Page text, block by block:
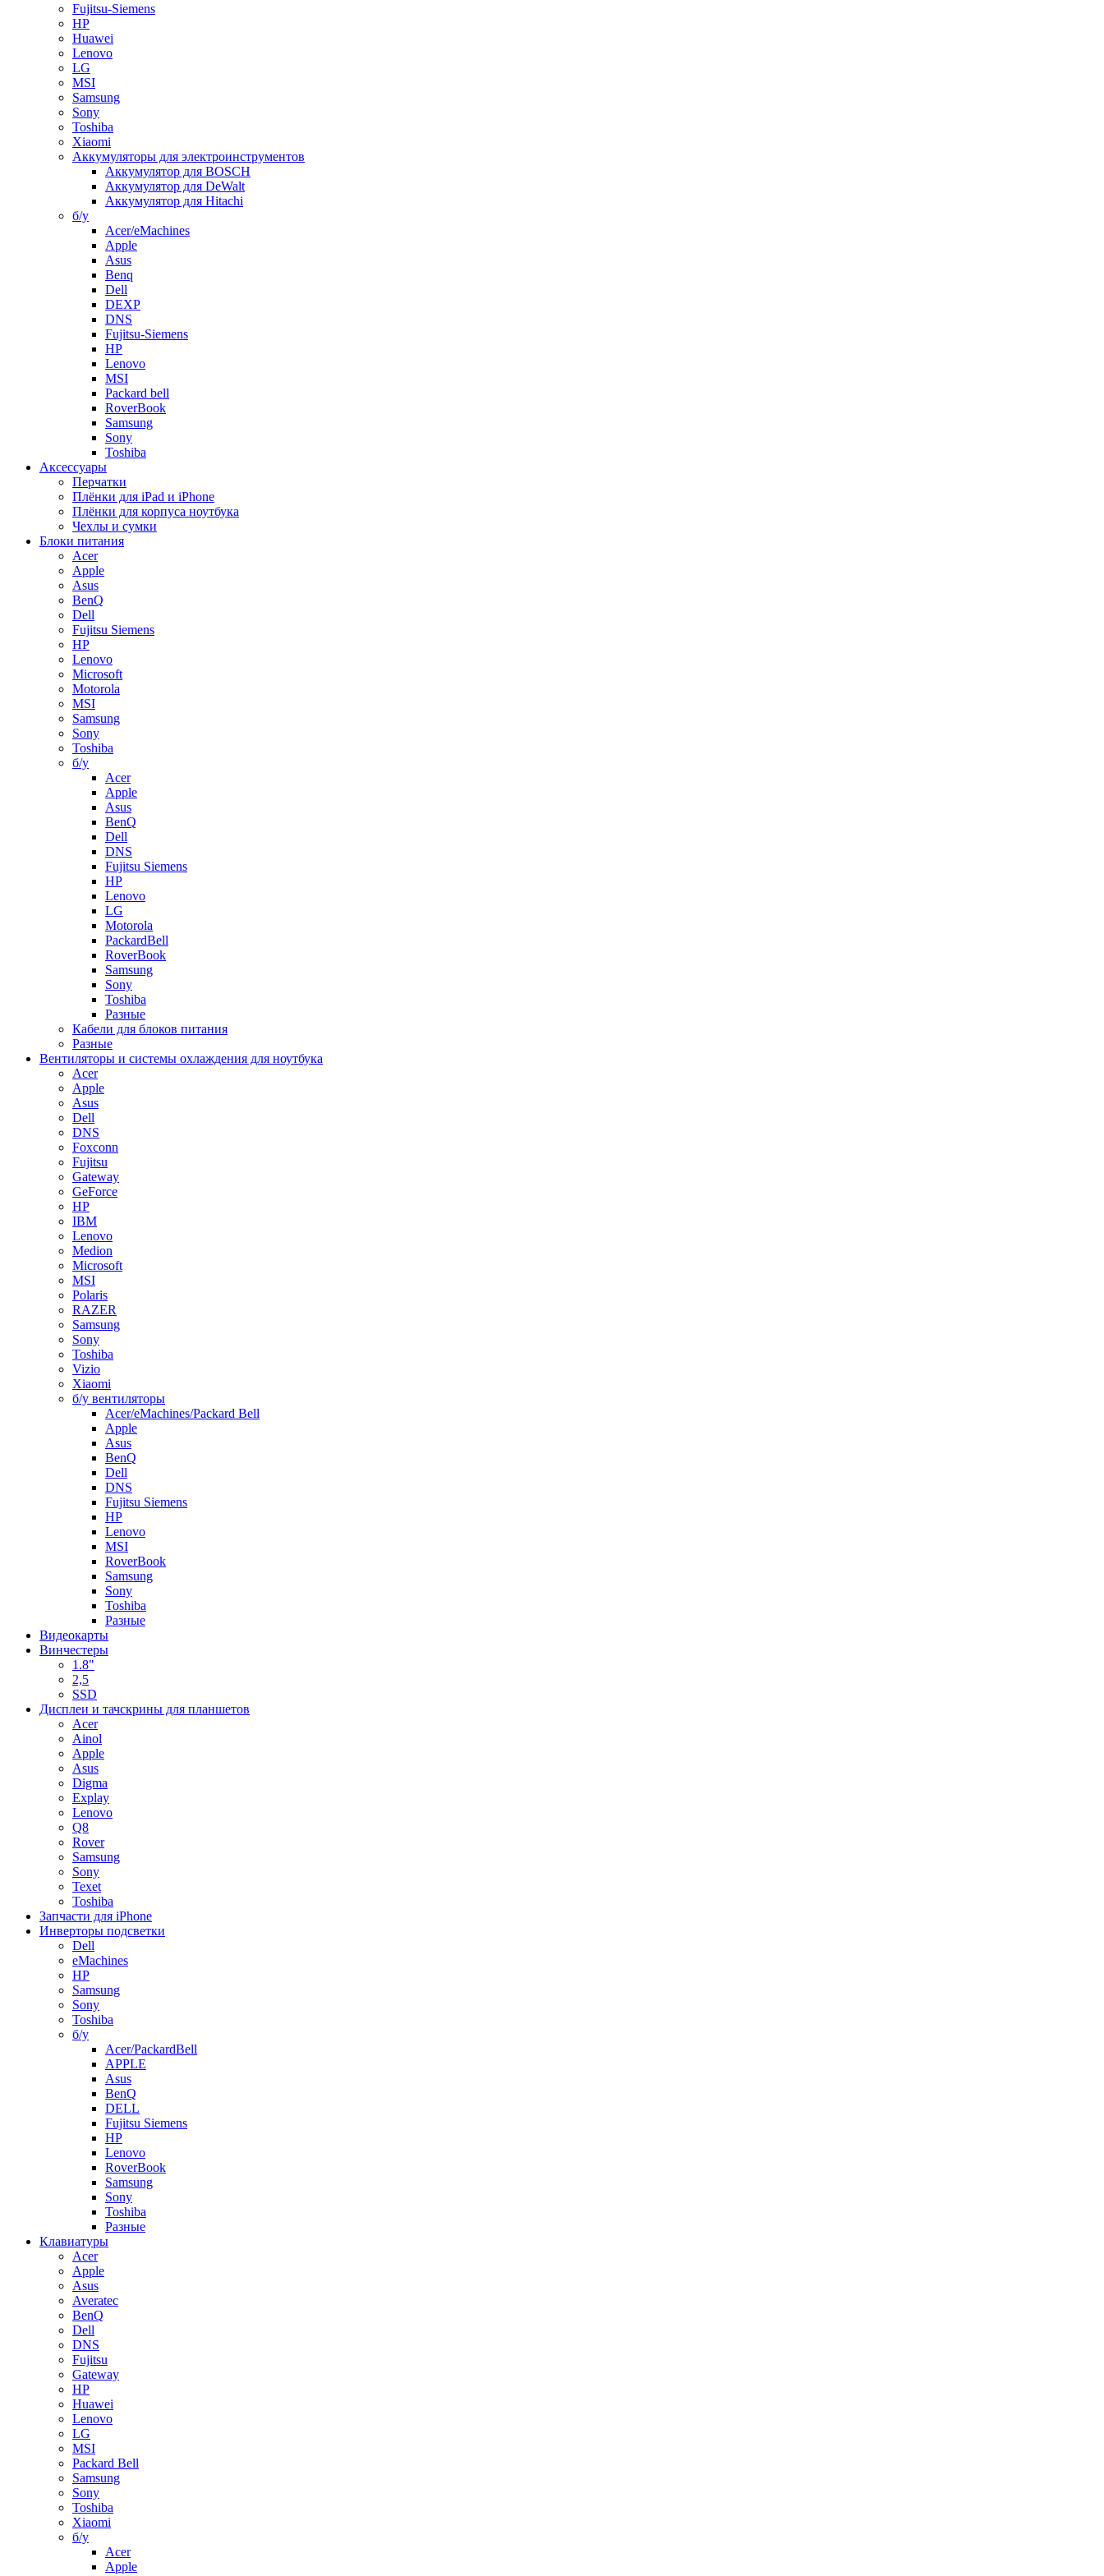
Fujitsu-Siemens
HP
Huawei
Lenovo
LG
MSI
Samsung
Sony
Toshiba
Xiaomi
Аккумуляторы для электроинструментов
Аккумулятор для BOSCH
Аккумулятор для DeWalt
Аккумулятор для Hitachi
б/у
Acer/eMachines
Apple
Asus
Benq
Dell
DEXP
DNS
Fujitsu-Siemens
HP
Lenovo
MSI
Packard bell
RoverBook
Samsung
Sony
Toshiba
Аксессуары
Перчатки
Плёнки для iPad и iPhone
Плёнки для корпуса ноутбука
Чехлы и сумки
Блоки питания
Acer
Apple
Asus
BenQ
Dell
Fujitsu Siemens
HP
Lenovo
Microsoft
Motorola
MSI
Samsung
Sony
Toshiba
б/у
Acer
Apple
Asus
BenQ
Dell
DNS
Fujitsu Siemens
HP
Lenovo
LG
Motorola
PackardBell
RoverBook
Samsung
Sony
Toshiba
Разные
Кабели для блоков питания
Разные
Вентиляторы и системы охлаждения для ноутбука
Acer
Apple
Asus
Dell
DNS
Foxconn
Fujitsu
Gateway
GeForce
HP
IBM
Lenovo
Medion
Microsoft
MSI
Polaris
RAZER
Samsung
Sony
Toshiba
Vizio
Xiaomi
б/у вентиляторы
Acer/eMachines/Packard Bell
Apple
Asus
BenQ
Dell
DNS
Fujitsu Siemens
HP
Lenovo
MSI
RoverBook
Samsung
Sony
Toshiba
Разные
Видеокарты
Винчестеры
1.8"
2,5
SSD
Дисплеи и тачскрины для планшетов
Acer
Ainol
Apple
Asus
Digma
Explay
Lenovo
Q8
Rover
Samsung
Sony
Texet
Toshiba
Запчасти для iPhone
Инверторы подсветки
Dell
eMachines
HP
Samsung
Sony
Toshiba
б/у
Acer/PackardBell
APPLE
Asus
BenQ
DELL
Fujitsu Siemens
HP
Lenovo
RoverBook
Samsung
Sony
Toshiba
Разные
Клавиатуры
Acer
Apple
Asus
Averatec
BenQ
Dell
DNS
Fujitsu
Gateway
HP
Huawei
Lenovo
LG
MSI
Packard Bell
Samsung
Sony
Toshiba
Xiaomi
б/у
Acer
Apple